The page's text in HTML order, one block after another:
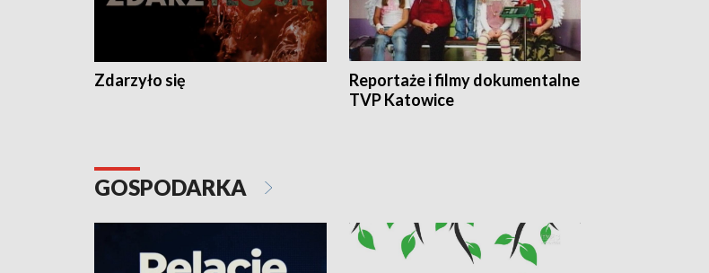
Zdarzyło się
Reportaże i filmy dokumentalne
TVP Katowice
GOSPODARKA